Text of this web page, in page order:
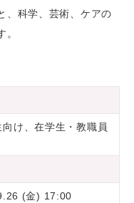
、科学、芸術、ケアの
け、在学生・教職員
(金) 17:00